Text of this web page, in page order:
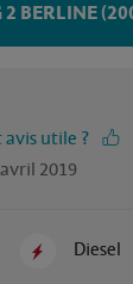
2 BERLINE
utile ?
2019
Diesel